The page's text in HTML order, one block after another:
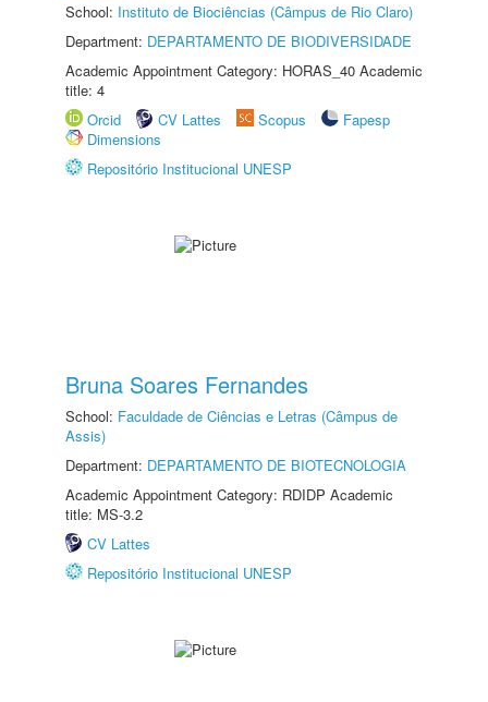
School: Instituto de Biociências (Câmpus de Rio Claro)
Department: DEPARTAMENTO DE BIODIVERSIDADE
Academic Appointment Category: HORAS_40 Academic
title: 4
Orcid
CV Lattes Scopus
Fapesp
Dimensions
Repositório Institucional UNESP
Bruna Soares Fernandes
School: Faculdade de Ciências e Letras (Câmpus de
Assis)
Department: DEPARTAMENTO DE BIOTECNOLOGIA
Academic Appointment Category: RDIDP Academic
title: MS-3.2
CV Lattes
Repositório Institucional UNESP